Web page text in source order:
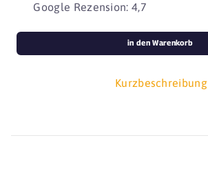
Google Rezension: 4,7
Kurzbeschreibung
in den Warenkorb